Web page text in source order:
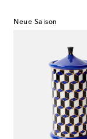
Neue Saison